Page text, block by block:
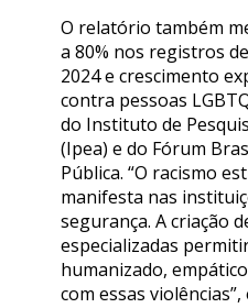
O relatório também
a 80% nos registros
2024 e crescimento
contra pessoas
do Instituto de
(Ipea) e do Fórum
Pública. “O racismo
manifesta nas
segurança. A criação
especializadas
humanizado,
com essas